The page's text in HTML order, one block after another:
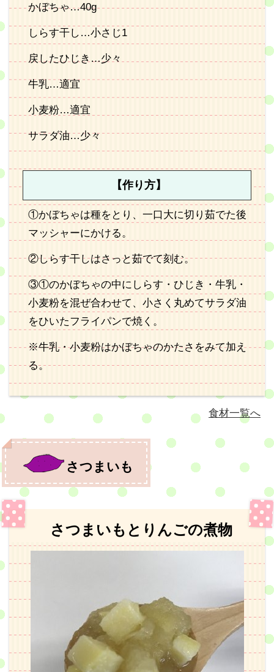
かぼちゃ…40g
しらす干し…小さじ1
戻したひじき…少々
牛乳…適宜
小麦粉…適宜
サラダ油…少々
【作り方】
①かぼちゃは種をとり、一口大に切り茹でた後
マッシャーにかける。
②しらす干しはさっと茹でて刻む。
③①のかぼちゃの中にしらす・ひじき・牛乳・
小麦粉を混ぜ合わせて、小さく丸めてサラダ油
をひいたフライパンで焼く。
※牛乳・小麦粉はかぼちゃのかたさをみて加え
る。
食材一覧へ
さつまいも
さつまいもとりんごの煮物